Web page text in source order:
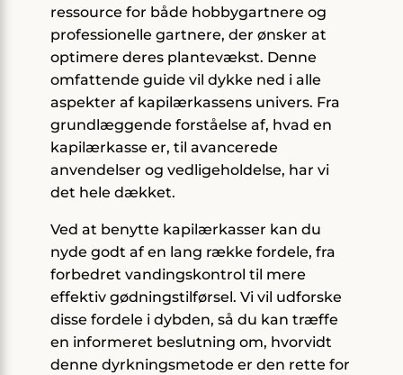
ressource for både hobbygartnere og
professionelle gartnere, der ønsker at
optimere deres plantevækst. Denne
omfattende guide vil dykke ned i alle
aspekter af kapilærkassens univers. Fra
grundlæggende forståelse af, hvad en
kapilærkasse er, til avancerede
anvendelser og vedligeholdelse, har vi
det hele dækket.
Ved at benytte kapilærkasser kan du
nyde godt af en lang række fordele, fra
forbedret vandingskontrol til mere
effektiv gødningstilførsel. Vi vil udforske
disse fordele i dybden, så du kan træffe
en informeret beslutning om, hvorvidt
denne dyrkningsmetode er den rette for